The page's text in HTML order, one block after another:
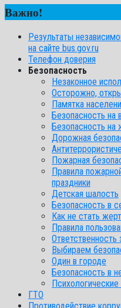
Важно!
Результаты
на сайте bus.gov.ru
Телефон доверия
Безопасность
Незаконное
Осторожно,
Памятка
Безопасность на
Безопасность на
Дорожная
Пожарная
Правила
праздники
Детская шалость
Безопасность в
Как не стать
Правила
Выбираем
Один в городе
Безопасность в
ГТО
Противодействие